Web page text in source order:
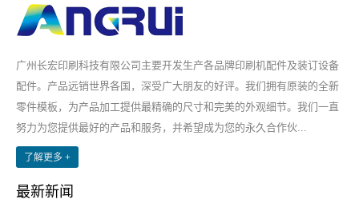
广州长宏印刷科技有限公司主要开发生产各品牌印刷机配件及装订设备
配件。产品远销世界各国，深受广大朋友的好评。我们拥有原装的全新
零件模板，为产品加工提供最精确的尺寸和完美的外观细节。我们一直
努力为您提供最好的产品和服务，并希望成为您的永久合作伙...
了解更多 +
最新新闻